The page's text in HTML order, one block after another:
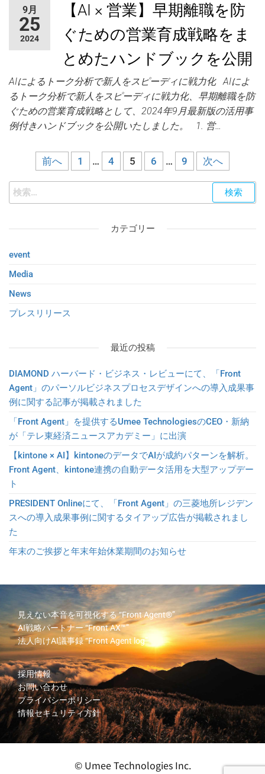
9月
25
2024
【AI × 営業】早期離職を防
ぐための営業育成戦略をま
とめたハンドブックを公開
AIによるトーク分析で新人をスピーディに戦力化 AIによ
るトーク分析で新人をスピーディに戦力化、早期離職を防
ぐための営業育成戦略として、2024年9月最新版の活用事
例付きハンドブックを公開いたしました。 1. 営…
前へ 1 … 4 5 6 … 9 次へ
カテゴリー
event
Media
News
プレスリリース
最近の投稿
DIAMOND ハーバード・ビジネス・レビューにて、「Front
Agent」のパーソルビジネスプロセスデザインへの導入成果事
例に関する記事が掲載されました
「Front Agent」を提供するUmee TechnologiesのCEO・新納
が「テレ東経済ニュースアカデミー」に出演
【kintone × AI】kintoneのデータでAIが成約パターンを解析。
Front Agent、kintone連携の自動データ活用を大型アップデー
ト
PRESIDENT Onlineにて、「Front Agent」の三菱地所レジデン
スへの導入成果事例に関するタイアップ広告が掲載されまし
た
年末のご挨拶と年末年始休業期間のお知らせ
見えない本音を可視化する“Front Agent®”
AI戦略パートナー“Front AX™”
法人向けAI議事録“Front Agent log”
採用情報
お問い合わせ
プライバシーポリシー
情報セキュリティ方針
© Umee Technologies Inc.